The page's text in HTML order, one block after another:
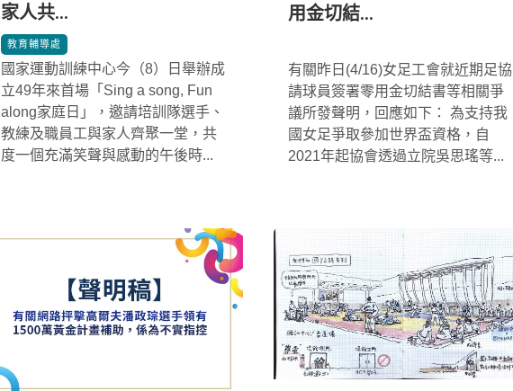
家人共...
教育輔導處 *
國家運動訓練中心今（8）日舉辦成
立49年來首場「Sing a song, Fun
along家庭日」，邀請培訓隊選手、
教練及職員工與家人齊聚一堂，共
度一個充滿笑聲與感動的午後時...
用金切結...
有關昨日(4/16)女足工會就近期足協
請球員簽署零用金切結書等相關爭
議所發聲明，回應如下： 為支持我
國女足爭取參加世界盃資格，自
2021年起協會透過立院吳思瑤等...